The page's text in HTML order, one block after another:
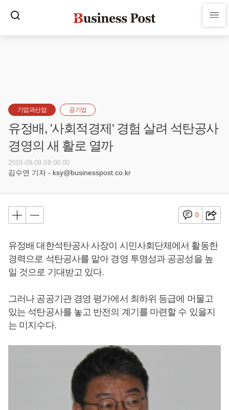
기업과산업 공기업
유정배, '사회적경제' 경험 살려 석탄공사
경영의 새 활로 열까
2018-09-09 08:00:00
김수연 기자 - ksy@businesspost.co.kr
0
유정배 대한석탄공사 사장이 시민사회단체에서 활동한
경력으로 석탄공사를 맡아 경영 투명성과 공공성을 높
일 것으로 기대받고 있다.
그러나 공공기관 경영 평가에서 최하위 등급에 머물고
있는 석탄공사를 놓고 반전의 계기를 마련할 수 있을지
는 미지수다.